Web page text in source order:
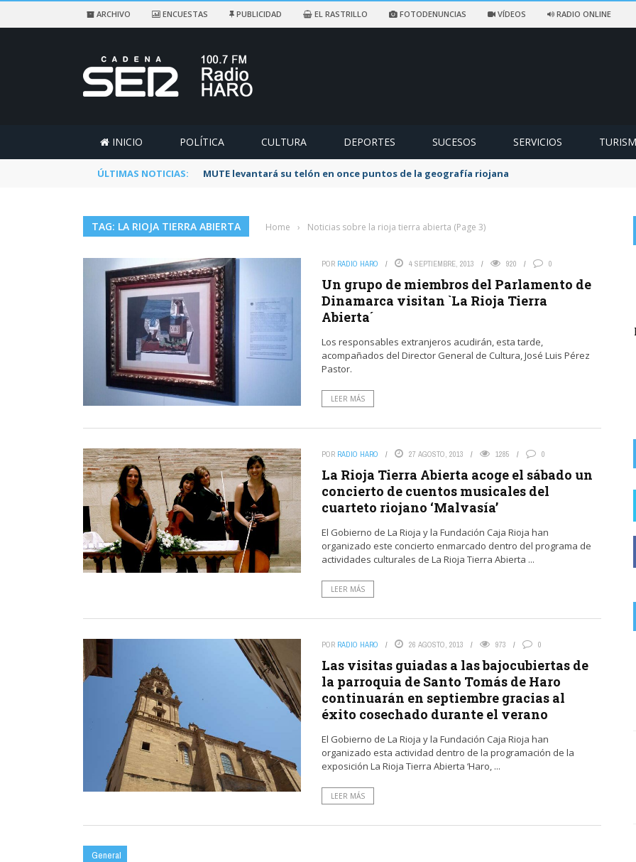
ARCHIVO ENCUESTAS PUBLICIDAD EL RASTRILLO FOTODENUNCIAS VÍDEOS RADIO ONLINE
INICIO POLÍTICA CULTURA DEPORTES SUCESOS SERVICIOS
ÚLTIMAS NOTICIAS: Rescatado un ciclista accidentado en un sendero de Ezcaray
TAG: LA RIOJA TIERRA ABIERTA Home › Noticias sobre la rioja tierra abierta (Page 3)
POR RADIO HARO 4 SEPTIEMBRE, 2013 920 0
Un grupo de miembros del Parlamento de
Dinamarca visitan `La Rioja Tierra
Abierta´
Los responsables extranjeros acudirán, esta tarde,
acompañados del Director General de Cultura, José Luis Pérez
Pastor.
LEER MÁS
POR RADIO HARO 27 AGOSTO, 2013 1285 0
La Rioja Tierra Abierta acoge el sábado un
concierto de cuentos musicales del
cuarteto riojano ‘Malvasía’
El Gobierno de La Rioja y la Fundación Caja Rioja han
organizado este concierto enmarcado dentro del programa de
actividades culturales de La Rioja Tierra Abierta ...
LEER MÁS
POR RADIO HARO 26 AGOSTO, 2013 973 0
Las visitas guiadas a las bajocubiertas de
la parroquia de Santo Tomás de Haro
continuarán en septiembre gracias al
éxito cosechado durante el verano
El Gobierno de La Rioja y la Fundación Caja Rioja han
organizado esta actividad dentro de la programación de la
exposición La Rioja Tierra Abierta ‘Haro, ...
LEER MÁS
General
Lo que queda del Psoe a lo suyo. La lio yo y la culpa de los ...
recaudación de ...